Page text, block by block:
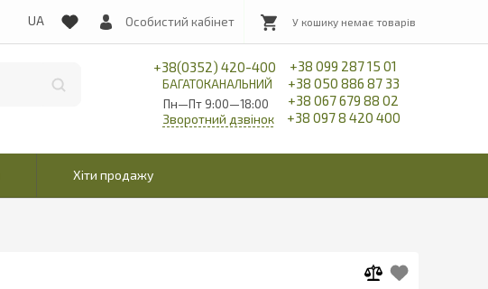
Особистий кабінет
+38(0352) 420-400
БАГАТОКАНАЛЬНИЙ
Пн—Пт 9:00—18:00
+38 099 287 15 01
+38 050 886 87 33
+38 067 679 88 02
+38 097 8 420 400
Зворотний дзвінок
Хіти продажу